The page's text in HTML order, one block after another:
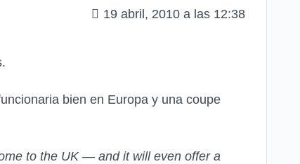
19 abril, 2010 a las 12:38
bien en Europa y una coupe
to the UK — and it will even offer a